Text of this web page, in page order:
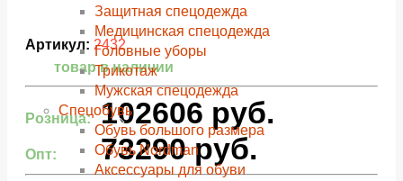
Защитная спецодежда
Медицинская спецодежда
Головные уборы
Трикотаж
Мужская спецодежда
Спецобувь
Обувь большого размера
Обувь Nordman
Аксессуары для обуви
Артикул: 2432
товар в наличии
Розница: 102606 руб.
Опт: 73290руб.